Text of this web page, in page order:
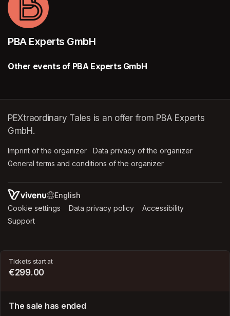
Tickets start at
€299.00
The sale has ended
PBA Experts GmbH
Other events of PBA Experts GmbH
PEXtraordinary Tales is an offer from PBA Experts
GmbH.
Imprint of the organizer (opens in a new tab)
Data privacy of the organizer
General terms and conditions of the organizer
SWITCH LANGUAGE
Cookie settings (opens in a new tab)
Data privacy policy (opens in a new tab)
Accessibility
Support